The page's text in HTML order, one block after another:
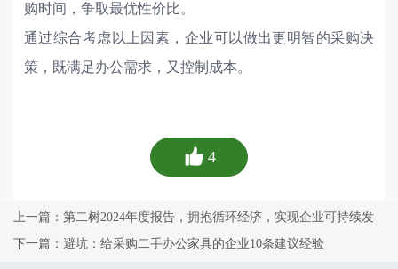
购时间，争取最优性价比。
通过综合考虑以上因素，企业可以做出更明智的采购决
策，既满足办公需求，又控制成本。
4
上一篇：第二树2024年度报告，拥抱循环经济，实现企业可持续发
下一篇：避坑：给采购二手办公家具的企业10条建议经验